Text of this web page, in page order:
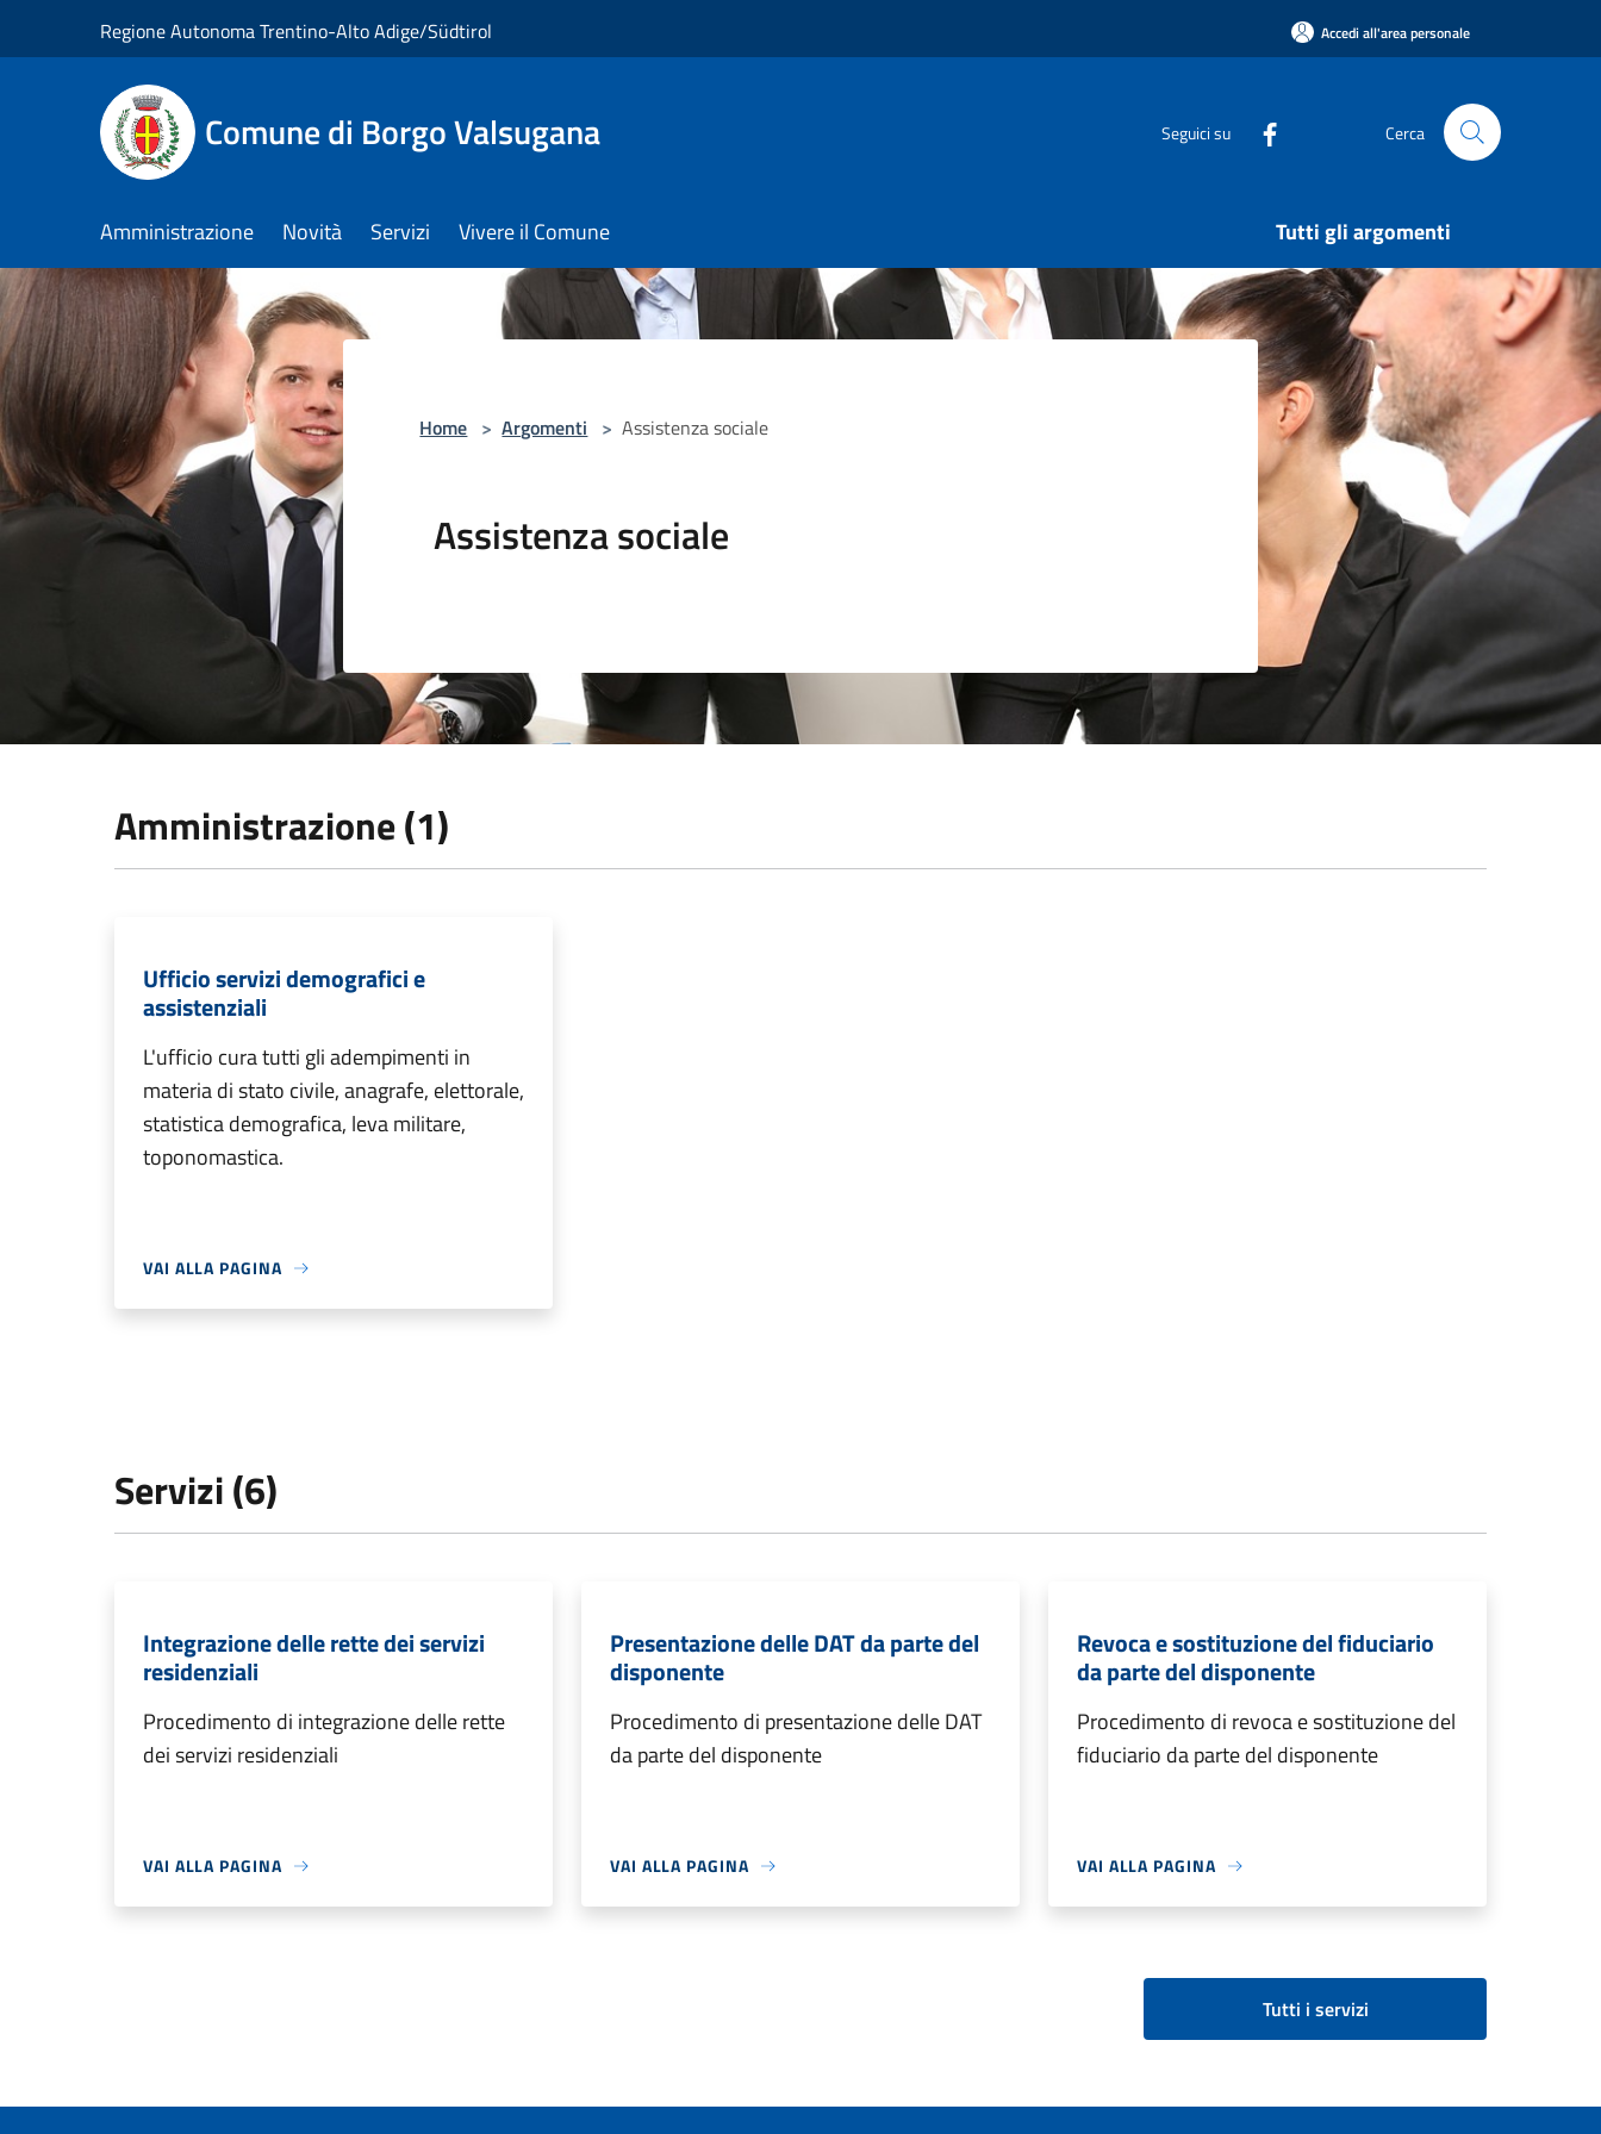
Regione Autonoma Trentino-Alto Adige/Südtirol Accedi all'area personale
Comune di Borgo Valsugana Seguici su Cerca
Amministrazione Novità Servizi Vivere il Comune Tutti gli argomenti
Home > Argomenti > Assistenza sociale
Assistenza sociale
Amministrazione (1)
Ufficio servizi demografici e
assistenziali
L'ufficio cura tutti gli adempimenti in
materia di stato civile, anagrafe, elettorale,
statistica demografica, leva militare,
toponomastica.
VAI ALLA PAGINA
Servizi (6)
Integrazione delle rette dei servizi
residenziali
Procedimento di integrazione delle rette
dei servizi residenziali
VAI ALLA PAGINA
Presentazione delle DAT da parte del
disponente
Procedimento di presentazione delle DAT
da parte del disponente
VAI ALLA PAGINA
Revoca e sostituzione del fiduciario
da parte del disponente
Procedimento di revoca e sostituzione del
fiduciario da parte del disponente
VAI ALLA PAGINA
Tutti i servizi